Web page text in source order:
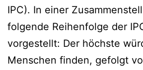
IPC). In einer
folgende Reihenfolge der
vorgestellt: Der höchste
Menschen finden, gefolgt